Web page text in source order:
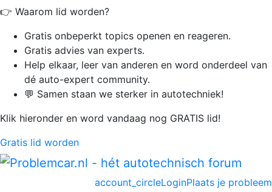
👉 Waarom lid worden?
Gratis onbeperkt topics openen en reageren.
Gratis advies van experts.
Help elkaar, leer van anderen en word onderdeel van
dé auto-expert community.
💬 Samen staan we sterker in autotechniek!
Klik hieronder en word vandaag nog GRATIS lid!
Gratis lid worden
Plaats je probleem
account_circleLogin